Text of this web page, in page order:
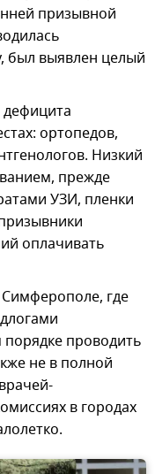
призывной
был выявлен целый
ортопедов,
Низкий
прежде
УЗИ, пленки
оплачивать
где
проводить
не в полной
в городах